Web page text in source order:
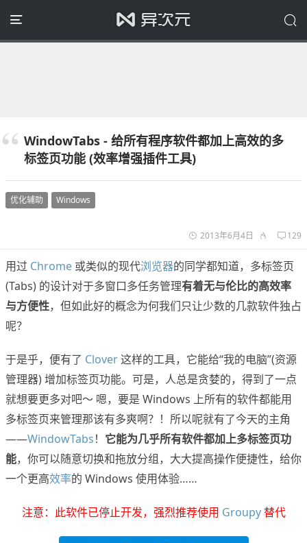
WindowTabs - 给所有程序软件都加上高效的多
标签页功能 (效率增强插件工具)
优化辅助 Windows
2013年6月4日 129
用过 Chrome 或类似的现代浏览器的同学都知道，多标签页
(Tabs) 的设计对于多窗口多任务管理有着无与伦比的高效率
与方便性，但如此好的概念为何我们只让少数的几款软件独占
呢？
于是乎，便有了 Clover这样的工具，它能给“我的电脑”(资源
管理器) 增加标签页功能。可是，人总是贪婪的，得到了一点
就想要更多对吧～ 嗯，要是 Windows 上所有的软件都能用
多标签页来管理那该有多爽啊？！所以呢就有了今天的主角
——WindowTabs！ 它能为几乎所有软件都加上多标签页功
能，你可以随意切换和拖放分组，大大提高操作便捷性，给你
一个更高效率的 Windows 使用体验……
注意：此软件已停止开发，强烈推荐使用 Groupy替代